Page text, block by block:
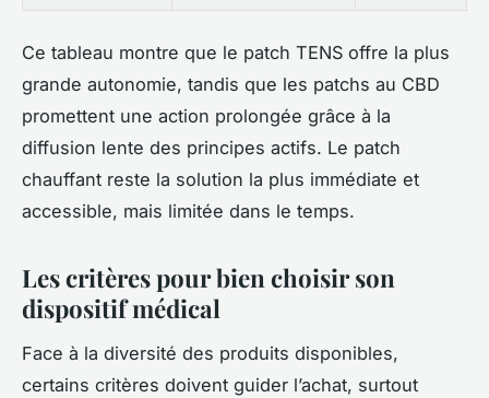
Ce tableau montre que le patch TENS offre la plus
grande autonomie, tandis que les patchs au CBD
promettent une action prolongée grâce à la
diffusion lente des principes actifs. Le patch
chauffant reste la solution la plus immédiate et
accessible, mais limitée dans le temps.
Les critères pour bien choisir son
dispositif médical
Face à la diversité des produits disponibles,
certains critères doivent guider l’achat, surtout